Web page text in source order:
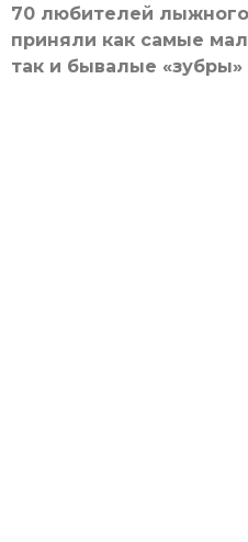
70 любителей лыжного
приняли как самые
так и бывалые «зубры»